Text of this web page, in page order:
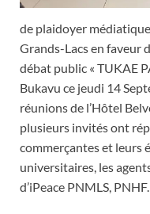
de plaidoyer
Grands-Lacs en faveur
débat public « TUKAE
Bukavu ce jeudi 14
réunions de l’Hôtel
plusieurs invités ont
commerçantes et leurs
universitaires, les
d’iPeace PNMLS, PNHF.